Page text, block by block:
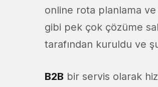
online rota planlama
gibi pek çok çözüme
tarafından kuruldu ve
B2B bir servis olarak